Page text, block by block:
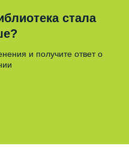
стала
и получите ответ о